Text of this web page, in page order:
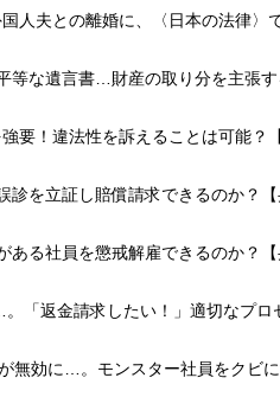
人夫との離婚に、〈日本の法律〉
等な遺言書…財産の取り分を主張す
要！違法性を訴えることは可能？
診を立証し賠償請求できるのか？
ある社員を懲戒解雇できるのか？
「返金請求したい！」適切なプロ
無効に…。モンスター社員をクビ